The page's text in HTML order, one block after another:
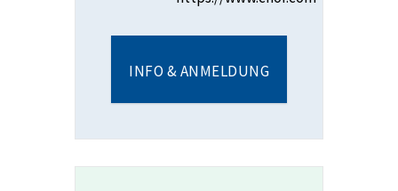
INFO & ANMELDUNG